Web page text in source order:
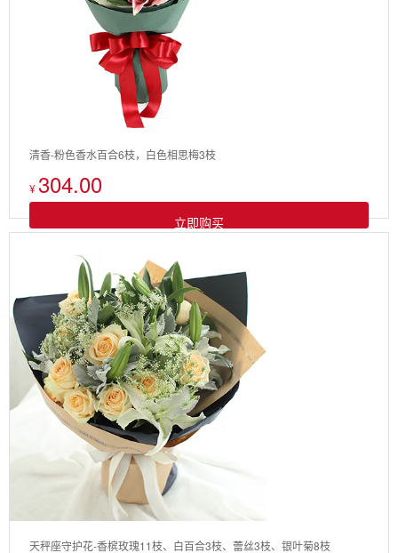
清香-粉色香水百合6枝，白色相思梅3枝
¥ 304.00
立即购买
天秤座守护花-香槟玫瑰11枝、白百合3枝、蕾丝3枝、银叶菊8枝